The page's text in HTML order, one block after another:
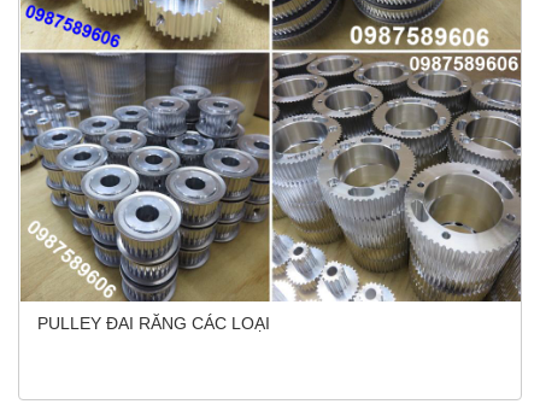
PULLEY ĐAI RĂNG CÁC LOẠI